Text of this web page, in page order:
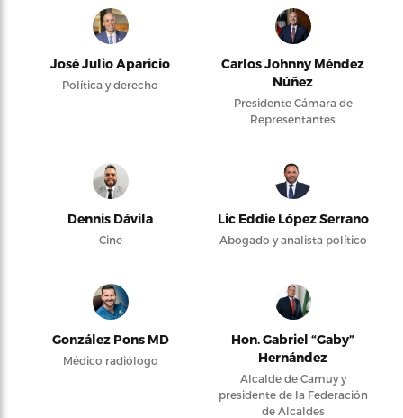
José Julio Aparicio
Política y derecho
Carlos Johnny Méndez
Núñez
Presidente Cámara de
Representantes
Dennis Dávila
Cine
Lic Eddie López Serrano
Abogado y analista político
González Pons MD
Médico radiólogo
Hon. Gabriel “Gaby”
Hernández
Alcalde de Camuy y
presidente de la Federación
de Alcaldes